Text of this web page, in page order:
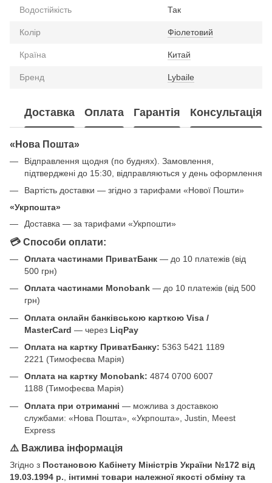
Водостійкість Так
Колір Фіолетовий
Країна Китай
Бренд Lybaile
Доставка Оплата Гарантія Консультація
«Нова Пошта»
Відправлення щодня (по буднях). Замовлення,
підтверджені до 15:30, відправляються у день оформлення
Вартість доставки — згідно з тарифами «Нової Пошти»
«Укрпошта»
Доставка — за тарифами «Укрпошти»
💳 Способи оплати:
Оплата частинами ПриватБанк — до 10 платежів (від
500 грн)
Оплата частинами Monobank — до 10 платежів (від 500
грн)
Оплата онлайн банківською карткою Visa /
MasterCard — через LiqPay
Оплата на картку ПриватБанку: 5363 5421 1189
2221 (Тимофеєва Марія)
Оплата на картку Monobank: 4874 0700 6007
1188 (Тимофеєва Марія)
Оплата при отриманні — можлива з доставкою
службами: «Нова Пошта», «Укрпошта», Justin, Meest
Express
⚠️ Важлива інформація
Згідно з Постановою Кабінету Міністрів України №172 від
19.03.1994 р.
інтимні товари належної якості обміну та